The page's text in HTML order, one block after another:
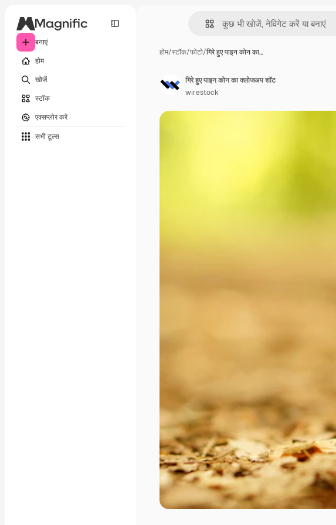
बनाएं
होम
खोजें
स्टॉक
एक्सप्लोर करें
सभी टूल्‍स
होम/स्टॉक/फोटो/गिरे हुए पाइन कोन का…
गिरे हुए पाइन कोन का क्लोजअप शॉट
wirestock